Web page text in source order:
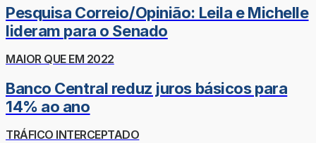
Pesquisa Correio/Opinião: Leila e Michelle
lideram para o Senado
MAIOR QUE EM 2022
Banco Central reduz juros básicos para
14% ao ano
TRÁFICO INTERCEPTADO